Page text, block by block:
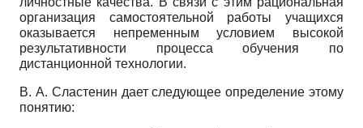
организация самостоятельной работы учащихся
оказывается непременным условием высокой
результативности процесса обучения по
дистанционной технологии.
В. А. Сластенин дает следующее определение этому
понятию: